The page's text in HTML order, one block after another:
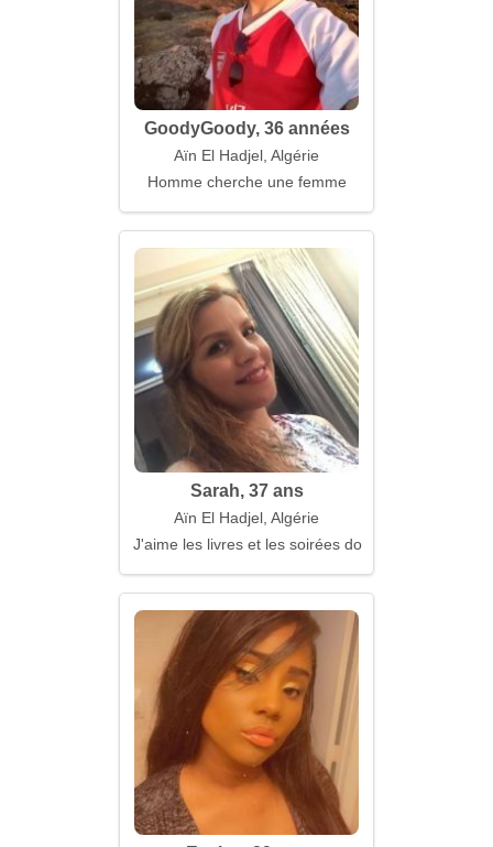
GoodyGoody, 36 années
Aïn El Hadjel, Algérie
Homme cherche une femme
Sarah, 37 ans
Aïn El Hadjel, Algérie
J'aime les livres et les soirées douillettes